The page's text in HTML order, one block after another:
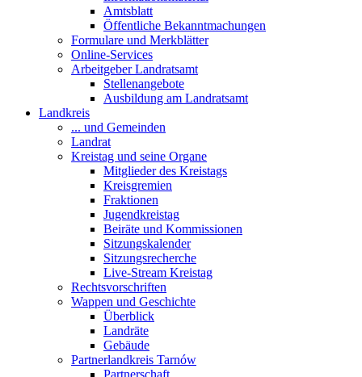
Amtsblatt
Öffentliche Bekanntmachungen
Formulare und Merkblätter
Online-Services
Arbeitgeber Landratsamt
Stellenangebote
Ausbildung am Landratsamt
Landkreis
... und Gemeinden
Landrat
Kreistag und seine Organe
Mitglieder des Kreistags
Kreisgremien
Fraktionen
Jugendkreistag
Beiräte und Kommissionen
Sitzungskalender
Sitzungsrecherche
Live-Stream Kreistag
Rechtsvorschriften
Wappen und Geschichte
Überblick
Landräte
Gebäude
Partnerlandkreis Tarnów
Partnerschaft